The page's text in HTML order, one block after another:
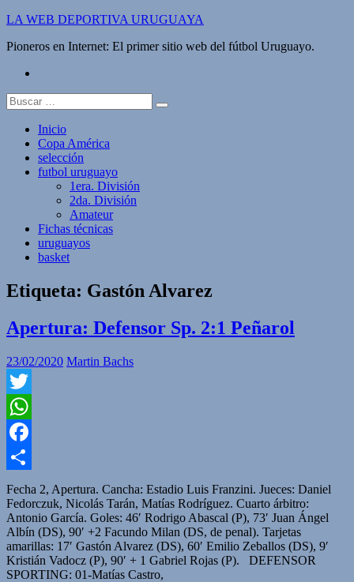
Saltar
contenido
LA WEB DEPORTIVA URUGUAYA
Pioneros en Internet: El primer sitio web del fútbol Uruguayo.
Buscar:
Inicio
Copa América
selección
futbol uruguayo
1era. División
2da. División
Amateur
Fichas técnicas
uruguayos
basket
Etiqueta: Gastón Alvarez
Apertura: Defensor Sp. 2:1 Peñarol
23/02/2020 Martin Bachs
Twitter
WhatsApp
Facebook
Compartir
Fecha 2, Apertura. Cancha: Estadio Luis Franzini. Jueces: Daniel
Fedorczuk, Nicolás Tarán, Matías Rodríguez. Cuarto árbitro:
Antonio García. Goles: 46′ Rodrigo Abascal (P), 73′ Juan Ángel
Albín (DS), 90′ +2 Facundo Milan (DS, de penal). Tarjetas
amarillas: 17′ Gastón Alvarez (DS), 60′ Emilio Zeballos (DS), 9′
Kristián Vadocz (P), 90′ + 1 Gabriel Rojas (P). DEFENSOR
SPORTING: 01-Matías Castro,